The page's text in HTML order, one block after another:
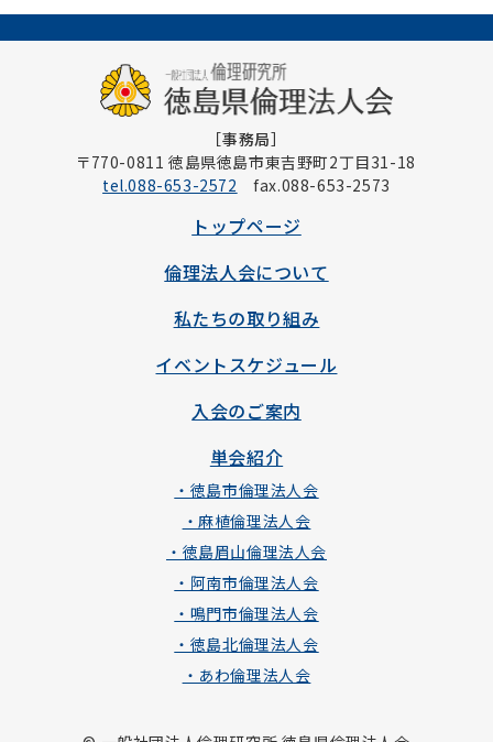
［事務局］
〒770-0811 徳島県徳島市東吉野町2丁目31-18
tel.088-653-2572 fax.088-653-2573
トップページ
倫理法人会について
私たちの取り組み
イベントスケジュール
入会のご案内
単会紹介
・徳島市倫理法人会
・麻植倫理法人会
・徳島眉山倫理法人会
・阿南市倫理法人会
・鳴門市倫理法人会
・徳島北倫理法人会
・あわ倫理法人会